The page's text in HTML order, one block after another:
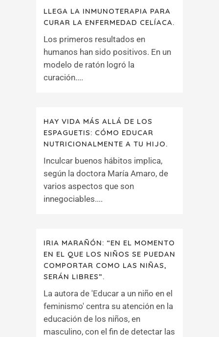
LLEGA LA INMUNOTERAPIA PARA
CURAR LA ENFERMEDAD CELÍACA.
Los primeros resultados en
humanos han sido positivos. En un
modelo de ratón logró la
curación....
HAY VIDA MÁS ALLÁ DE LOS
ESPAGUETIS: CÓMO EDUCAR
NUTRICIONALMENTE A TU HIJO.
Inculcar buenos hábitos implica,
según la doctora María Amaro, de
varios aspectos que son
innegociables....
IRIA MARAÑÓN: “EN EL MOMENTO
EN EL QUE LOS NIÑOS SE PUEDAN
COMPORTAR COMO LAS NIÑAS,
SERÁN LIBRES”.
La autora de 'Educar a un niño en el
feminismo' centra su atención en la
educación de los niños, en
masculino, con el fin de detectar las